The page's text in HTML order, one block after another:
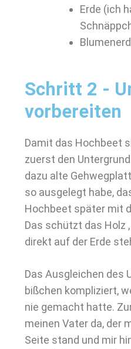
Erde (ich
Schritt 2 -
vorbereiten
Damit das Hochbeet
zuerst den
dazu alte
so ausgelegt habe,
Hochbeet später mit
Das schützt das Holz
direkt auf der Erde
Das Ausgleichen des
bißchen kompliziert,
nie gemacht hatte.
meinen Vater da, der
Seite stand und mir